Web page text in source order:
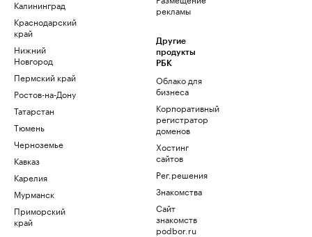
Калининград
Краснодарский
край
Нижний
Новгород
Пермский край
Ростов-на-Дону
Татарстан
Тюмень
Черноземье
Кавказ
Карелия
Мурманск
Приморский
край
рекламы
Другие
продукты
РБК
Облако для
бизнеса
Корпоративный
регистратор
доменов
Хостинг
сайтов
Рег.решения
Знакомства
Сайт
знакомств
podbor.ru